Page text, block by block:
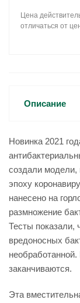
Цена
отличаться от
Описание
Новинка 2021
создали модели,
эпоху
нанесено на
размножение
Тесты показали,
вредоносных
заканчиваются.
Эта